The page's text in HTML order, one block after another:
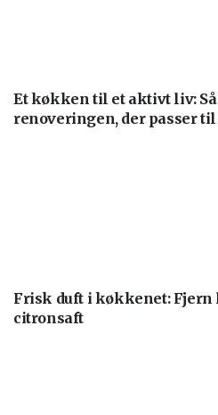
Et køkken til et aktivt liv:
renoveringen, der passer
Frisk duft i køkkenet: Fjern
citronsaft